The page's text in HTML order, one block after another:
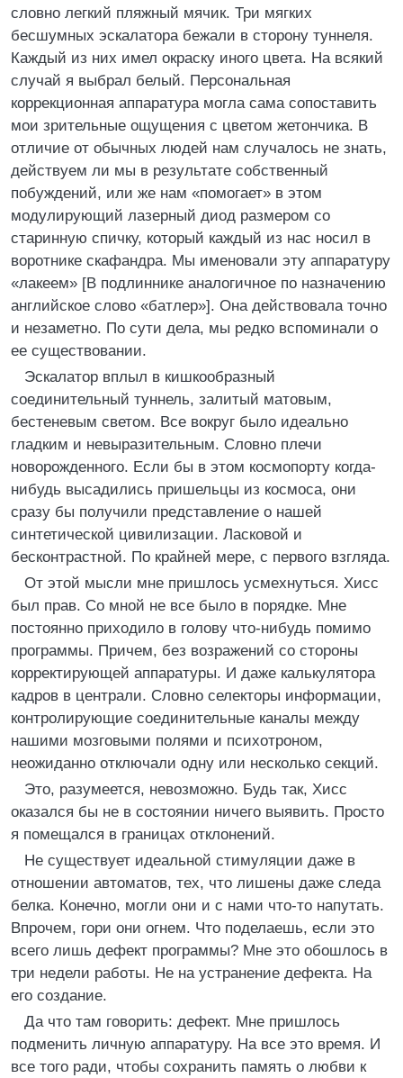
словно легкий пляжный мячик. Три мягких
бесшумных эскалатора бежали в сторону туннеля.
Каждый из них имел окраску иного цвета. На всякий
случай я выбрал белый. Персональная
коррекционная аппаратура могла сама сопоставить
мои зрительные ощущения с цветом жетончика. В
отличие от обычных людей нам случалось не знать,
действуем ли мы в результате собственный
побуждений, или же нам «помогает» в этом
модулирующий лазерный диод размером со
старинную спичку, который каждый из нас носил в
воротнике скафандра. Мы именовали эту аппаратуру
«лакеем» [В подлиннике аналогичное по назначению
английское слово «батлер»]. Она действовала точно
и незаметно. По сути дела, мы редко вспоминали о
ее существовании.
Эскалатор вплыл в кишкообразный
соединительный туннель, залитый матовым,
бестеневым светом. Все вокруг было идеально
гладким и невыразительным. Словно плечи
новорожденного. Если бы в этом космопорту когда-
нибудь высадились пришельцы из космоса, они
сразу бы получили представление о нашей
синтетической цивилизации. Ласковой и
бесконтрастной. По крайней мере, с первого взгляда.
От этой мысли мне пришлось усмехнуться. Хисс
был прав. Со мной не все было в порядке. Мне
постоянно приходило в голову что-нибудь помимо
программы. Причем, без возражений со стороны
корректирующей аппаратуры. И даже калькулятора
кадров в централи. Словно селекторы информации,
контролирующие соединительные каналы между
нашими мозговыми полями и психотроном,
неожиданно отключали одну или несколько секций.
Это, разумеется, невозможно. Будь так, Хисс
оказался бы не в состоянии ничего выявить. Просто
я помещался в границах отклонений.
Не существует идеальной стимуляции даже в
отношении автоматов, тех, что лишены даже следа
белка. Конечно, могли они и с нами что-то напутать.
Впрочем, гори они огнем. Что поделаешь, если это
всего лишь дефект программы? Мне это обошлось в
три недели работы. Не на устранение дефекта. На
его создание.
Да что там говорить: дефект. Мне пришлось
подменить личную аппаратуру. На все это время. И
все того ради, чтобы сохранить память о любви к